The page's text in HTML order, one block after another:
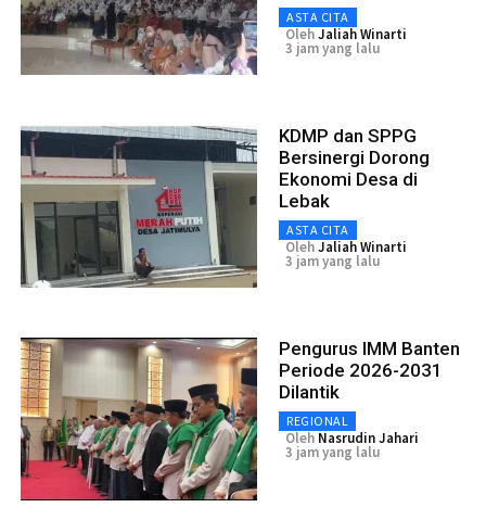
ASTA CITA
OlehJaliah Winarti
3 jam yang lalu
KDMP dan SPPG
Bersinergi Dorong
Ekonomi Desa di
Lebak
ASTA CITA
OlehJaliah Winarti
3 jam yang lalu
Pengurus IMM Banten
Periode 2026-2031
Dilantik
REGIONAL
Oleh Nasrudin Jahari
3 jam yang lalu